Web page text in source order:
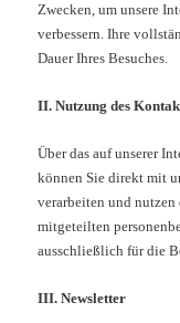
Zwecken, um unsere
verbessern. Ihre
Dauer Ihres Besuches.
II. Nutzung des
Über das auf unserer
können Sie direkt mit
verarbeiten und
mitgeteilten
ausschließlich für die
III. Newsletter